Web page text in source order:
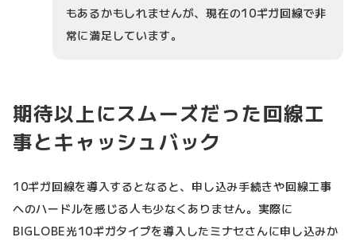
もあるかもしれませんが、現在の10ギガ回線で非
常に満足しています。
期待以上にスムーズだった回線工
事とキャッシュバック
10ギガ回線を導入するとなると、申し込み手続きや回線工事
へのハードルを感じる人も少なくありません。実際に
BIGLOBE光10ギガタイプを導入したミナセさんに申し込みか